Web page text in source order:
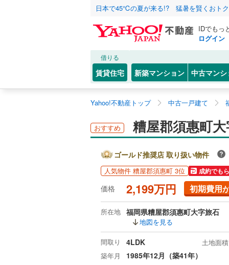
日本で45℃の夏が来る!? 猛暑を賢くおト
IDでもっ
ログイン
借りる
賃貸住宅 新築マンション 中古マンシ
Yahoo!不動産トップ 中古一戸建て
おすすめ 糟屋郡須惠町
ゴールド推奨店 取り扱い物件
人気物件 糟屋郡須惠町 3位 成約でも
価格 2,199万円 初期費用
所在地 福岡県糟屋郡須惠町大字旅石
地図を見る
間取り 4LDK
土地面積
築年月
1985年12月（築41年）